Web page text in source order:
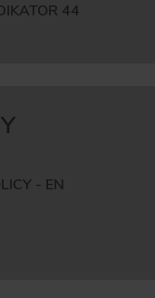
44
- EN